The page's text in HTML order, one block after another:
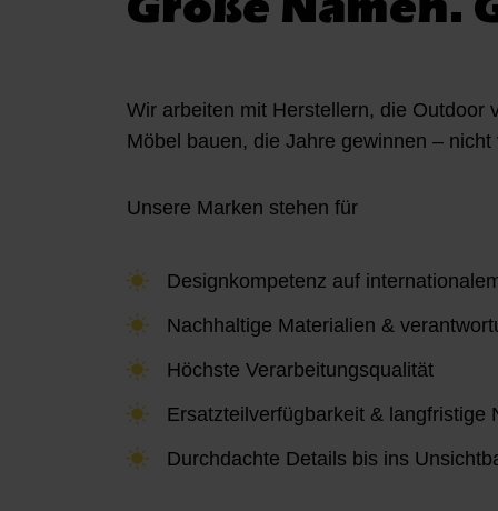
w
Wir arbeiten mit Herstellern, die Outdoor
Möbel bauen, die Jahre gewinnen – nicht
Unsere Marken stehen für
Designkompetenz auf
Nachhaltige Materialien &
Höchste Verarbeitungsqualität
Ersatzteilverfügbarkeit & langfristige
Durchdachte Details bis ins